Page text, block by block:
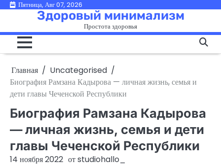
ПерейтиПятница, Авг 07, 2026
Здоровый минимализм
Простота здоровья
Главная
Uncategorised
Биография Рамзана Кадырова — личная жизнь, семья и
дети главы Чеченской Республики
Биография Рамзана Кадырова
— личная жизнь, семья и дети
главы Чеченской Республики
14 ноября 2022 отstudiohallo_